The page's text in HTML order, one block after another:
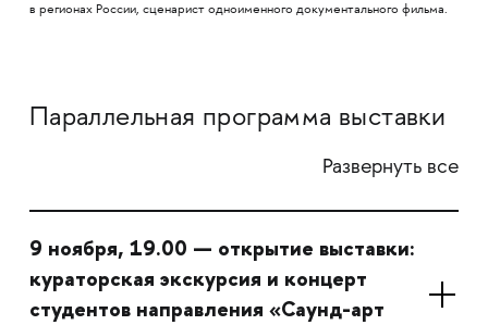
в регионах России, сценарист одноименного документального фильма.
Параллельная программа выставки
Развернуть все
9 ноября, 19.00 — открытие выставки:
кураторская экскурсия и концерт
студентов направления «Саунд-арт